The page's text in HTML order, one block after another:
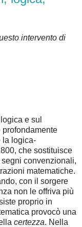
intervento di
e sul
profondamente
la logica-
che sostituisce
convenzionali,
matematiche.
con il sorgere
non le offriva più
proprio in
provocò una
certezza. Nella